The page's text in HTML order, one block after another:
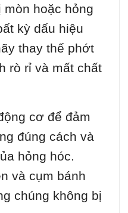
mòn hoặc hỏng
kỳ dấu hiệu
thay thế phớt
rò rỉ và mất chất
cơ để đảm
đúng cách và
hỏng hóc.
và cụm bánh
chúng không bị